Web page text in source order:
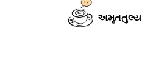
અમૃતતુલ્ય